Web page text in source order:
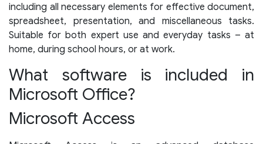
including all necessary elements for effective document,
spreadsheet, presentation, and miscellaneous tasks.
Suitable for both expert use and everyday tasks – at
home, during school hours, or at work.
What software is included in
Microsoft Office?
Microsoft Access